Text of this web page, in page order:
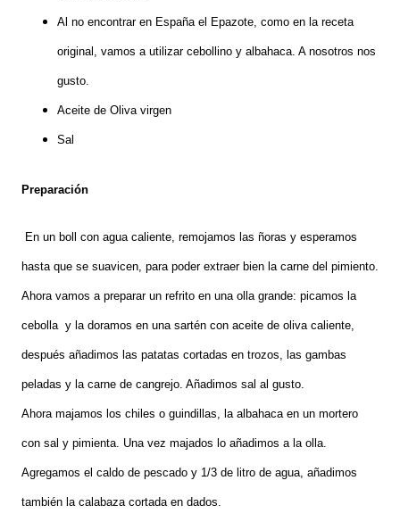
Al no encontrar en España el Epazote, como en la receta
original, vamos a utilizar cebollino y albahaca. A nosotros nos
gusto.
Aceite de Oliva virgen
Sal
Preparación
En un boll con agua caliente, remojamos las ñoras y esperamos
hasta que se suavicen, para poder extraer bien la carne del pimiento.
Ahora vamos a preparar un refrito en una olla grande: picamos la
cebolla y la doramos en una sartén con aceite de oliva caliente,
después añadimos las patatas cortadas en trozos, las gambas
peladas y la carne de cangrejo. Añadimos sal al gusto.
Ahora majamos los chiles o guindillas, la albahaca en un mortero
con sal y pimienta. Una vez majados lo añadimos a la olla.
Agregamos el caldo de pescado y 1/3 de litro de agua, añadimos
también la calabaza cortada en dados.